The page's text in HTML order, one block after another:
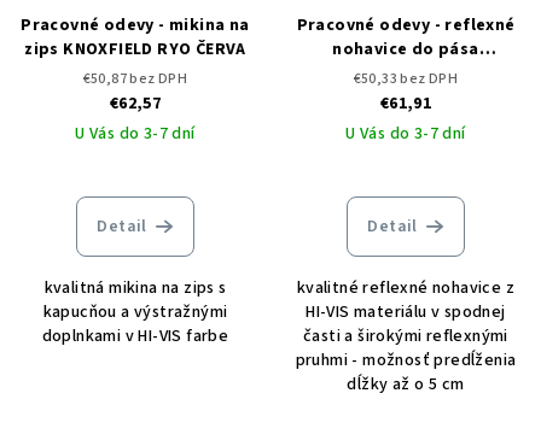
Pracovné odevy - mikina na
zips KNOXFIELD RYO ČERVA
€50,87 bez DPH
€62,57
U Vás do 3-7 dní
Detail
kvalitná mikina na zips s
kapucňou a výstražnými
doplnkami v HI-VIS farbe
Pracovné odevy - reflexné
nohavice do pása
KNOXFIELD ČERVA -
DOPREDAJ
€50,33 bez DPH
€61,91
U Vás do 3-7 dní
Detail
kvalitné reflexné nohavice z
HI-VIS materiálu v spodnej
časti a širokými reflexnými
pruhmi - možnosť predĺženia
dĺžky až o 5 cm